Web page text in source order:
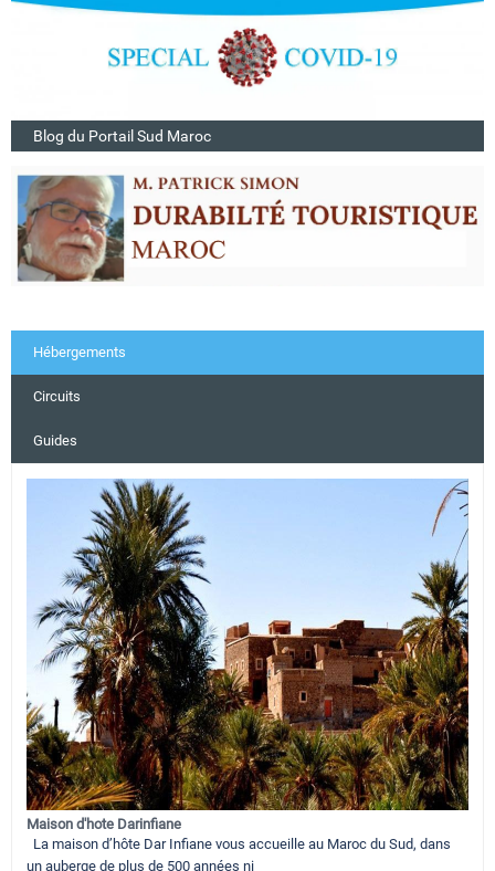
Blog du Portail Sud Maroc
Hébergements
Circuits
Guides
Maison d'hote Darinfiane
La maison d’hôte Dar Infiane vous accueille au Maroc du Sud, dans
un auberge de plus de 500 années ni